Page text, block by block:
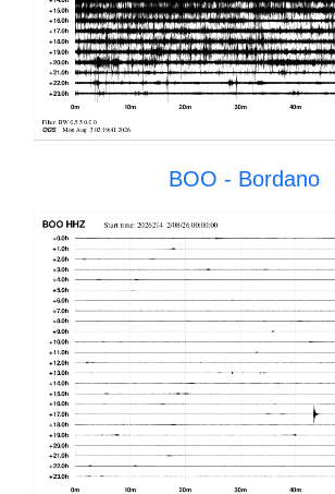
BOO - Bordano